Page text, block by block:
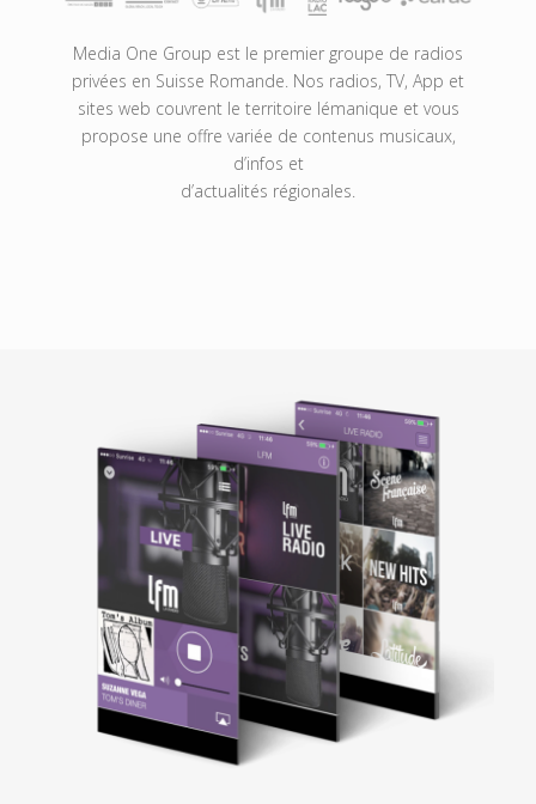
Media One Group est le premier groupe de radios
privées en Suisse Romande. Nos radios, TV, App et
sites web couvrent le territoire lémanique et vous
propose une offre variée de contenus musicaux,
d’infos et
d’actualités régionales.